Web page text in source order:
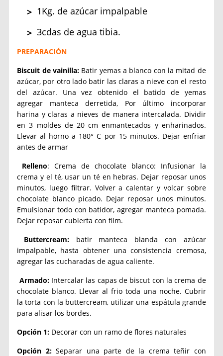
1Kg. de azúcar impalpable
3cdas de agua tibia.
PREPARACIÓN
Biscuit de vainilla:Batir yemas a blanco con la mitad de
azúcar, por otro lado batir las claras a nieve con el resto
del azúcar. Una vez obtenido el batido de yemas
agregar manteca derretida, Por último incorporar
harina y claras a nieves de manera intercalada. Dividir
en 3 moldes de 20 cm enmantecados y enharinados.
Llevar al horno a 180° C por 15 minutos. Dejar enfriar
antes de armar
Relleno:Crema de chocolate blanco: Infusionar la
crema y el té, usar un té en hebras. Dejar reposar unos
minutos, luego filtrar. Volver a calentar y volcar sobre
chocolate blanco picado. Dejar reposar unos minutos.
Emulsionar todo con batidor, agregar manteca pomada.
Dejar reposar cubierta con film.
Buttercream:batir manteca blanda con azúcar
impalpable, hasta obtener una consistencia cremosa,
agregar las cucharadas de agua caliente.
Armado:Intercalar las capas de biscut con la crema de
chocolate blanco. Llevar al frio toda una noche. Cubrir
la torta con la buttercream, utilizar una espátula grande
para alisar los bordes.
Opción 1: Decorar con un ramo de flores naturales
Opción 2:Separar una parte de la crema teñir con